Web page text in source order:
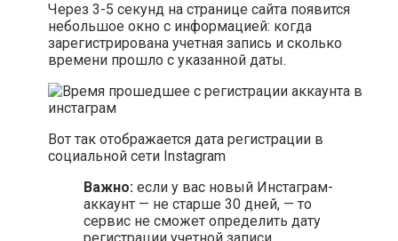
Через 3-5 секунд на странице сайта появится
небольшое окно с информацией: когда
зарегистрирована учетная запись и сколько
времени прошло с указанной даты.
Вот так отображается дата регистрации в
социальной сети Instagram
Важно: если у вас новый Инстаграм-
аккаунт — не старше 30 дней, — то
сервис не сможет определить дату